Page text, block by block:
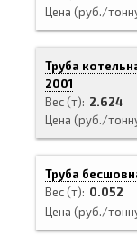
Цена (руб./
Труба
2001
Вес (т)
2.624
Цена (руб./
Труба
Вес (т)
0.052
Цена (руб./